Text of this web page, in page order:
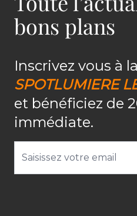
bons plans
Inscrivez vous à
SPOTLUMIERE
et bénéficiez de
immédiate.